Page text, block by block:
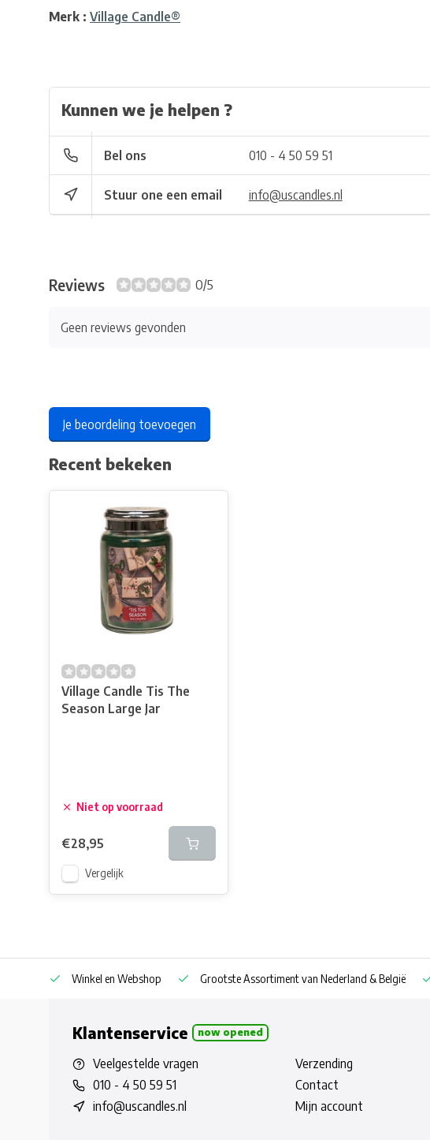
Merk : Village Candle®
Kunnen we je helpen ?
Bel ons 010 - 4 50 59 51
Stuur one een email info@uscandles.nl
Reviews 0/5
Geen reviews gevonden
Je beoordeling toevoegen
Recent bekeken
Village Candle Tis The
Season Large Jar
Niet op voorraad
€28,95
Vergelijk
Winkel en Webshop Grootste Assortiment van Nederland & België
Klantenservice now opened
Veelgestelde vragen
010 - 4 50 59 51
info@uscandles.nl
Verzending
Contact
Mijn account